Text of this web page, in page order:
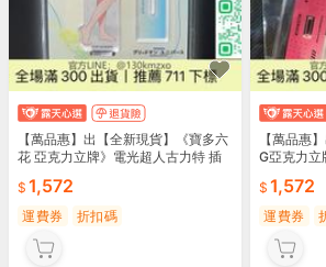
【萬品惠】出【全新現貨】《寶多六
花 亞克力立牌》電光超人古力特 插
1,572
運費券 折扣碼
【萬品惠
G亞克力立
1,572
運費券